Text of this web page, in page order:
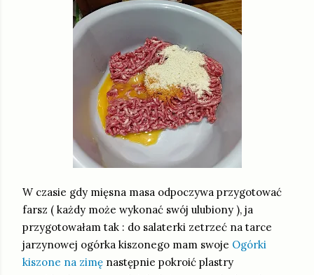
W czasie gdy mięsna masa odpoczywa przygotować
farsz ( każdy może wykonać swój ulubiony ), ja
przygotowałam tak : do salaterki zetrzeć na tarce
jarzynowej ogórka kiszonego mam swoje Ogórki
kiszone na zimę następnie pokroić plastry